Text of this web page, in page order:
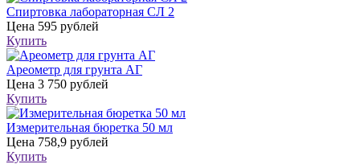
Спиртовка лабораторная СЛ 2
Цена 595 рублей
Купить
Ареометр для грунта АГ
Цена 3 750 рублей
Купить
Измерительная бюретка 50 мл
Цена 758,9 рублей
Купить